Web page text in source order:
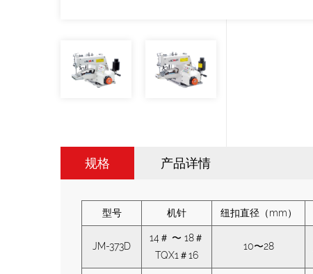
规格 产品详情
型号 机针 纽扣直径（mm）
JM-373D
14＃ 〜 18＃
TQX1＃16
10〜28